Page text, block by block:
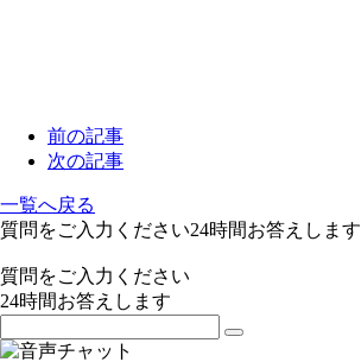
前の記事
次の記事
一覧へ戻る
質問をご入力ください24時間お答えします
質問をご入力ください
24時間お答えします